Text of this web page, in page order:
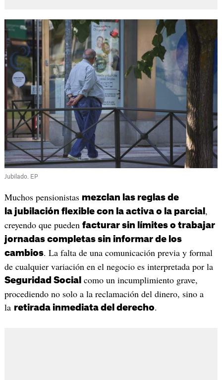
Jubilado. EP
Muchos pensionistas mezclan las reglas de
la jubilación flexible con la activa o la parcial ,
creyendo que pueden facturar sin límites o trabajar
jornadas completas sin informar de los
cambios. La falta de una comunicación previa y formal
de cualquier variación en el negocio es interpretada por la
Seguridad Social como un incumplimiento grave,
procediendo no solo a la reclamación del dinero, sino a
la retirada inmediata del derecho.